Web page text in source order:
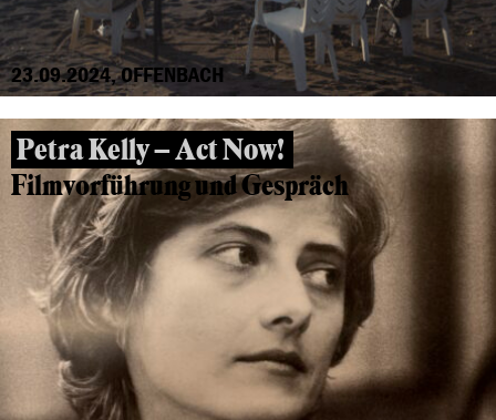
23.09.2024, OFFENBACH
Petra Kelly – Act Now!
Filmvorführung und Gespräch